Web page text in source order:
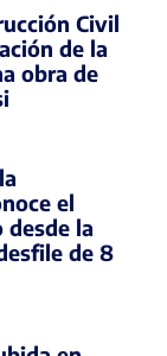
Civil
de la
obra de
el
desde la
de 8